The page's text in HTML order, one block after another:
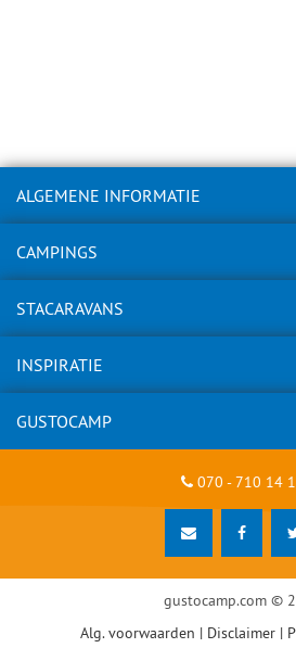
ALGEMENE INFORMATIE
CAMPINGS
STACARAVANS
INSPIRATIE
GUSTOCAMP
070 - 710 14
gustocamp.com ©
Alg. voorwaarden | Disclaimer |